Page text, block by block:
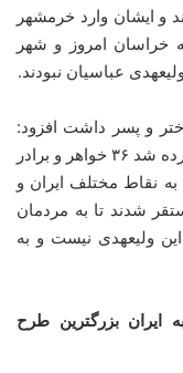
و ایشان وارد خرمشهر
خراسان امروز و شهر
عباسیان نبودند.
کاظم (ع) ۳۷ فرزند دختر و پسر داشت افزود:
بعد از اینکه امام رضا (ع) به اجبار به ایران آورده شد ۳۶ خواهر و برادر
و ۱۹ برادر بودند به نقاط مختلف ایران و
شدند تا به مردمان
ولیعهدی نیست و به
ایران بزرگترین طرح‌